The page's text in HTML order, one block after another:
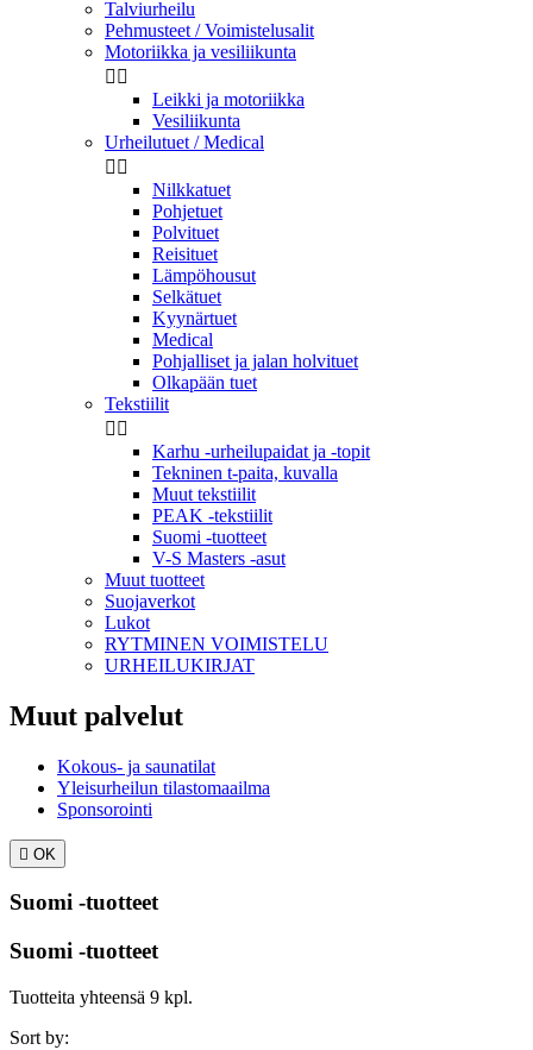
Talviurheilu
Pehmusteet / Voimistelusalit
Motoriikka ja vesiliikunta
 
Leikki ja motoriikka
Vesiliikunta
Urheilutuet / Medical
 
Nilkkatuet
Pohjetuet
Polvituet
Reisituet
Lämpöhousut
Selkätuet
Kyynärtuet
Medical
Pohjalliset ja jalan holvituet
Olkapään tuet
Tekstiilit
 
Karhu -urheilupaidat ja -topit
Tekninen t-paita, kuvalla
Muut tekstiilit
PEAK -tekstiilit
Suomi -tuotteet
V-S Masters -asut
Muut tuotteet
Suojaverkot
Lukot
RYTMINEN VOIMISTELU
URHEILUKIRJAT
Muut palvelut
Kokous- ja saunatilat
Yleisurheilun tilastomaailma
Sponsorointi
 OK
Suomi -tuotteet
Suomi -tuotteet
Tuotteita yhteensä 9 kpl.
Sort by: